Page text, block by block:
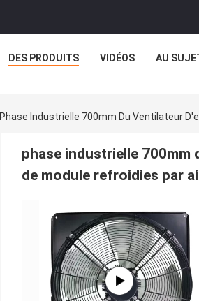
DES PRODUITS VIDÉOS AU
Phase Industrielle 700mm Du Ventilateur
phase industrielle
de module refroidies par